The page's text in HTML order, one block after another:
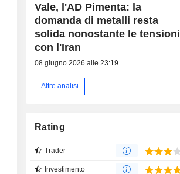
Vale, l'AD Pimenta: la
domanda di metalli resta
solida nonostante le tensioni
con l'Iran
08 giugno 2026 alle 23:19
Altre analisi
Rating
Trader
Investimento